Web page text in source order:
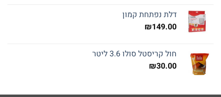
דלת נפתחת קמון
₪149.00
חול קריסטל סולו 3.6 ליטר
₪30.00